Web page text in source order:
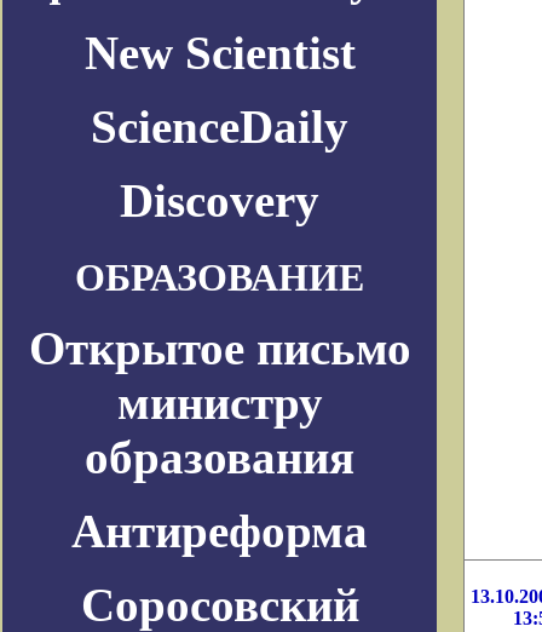
New Scientist
ScienceDaily
Discovery
ОБРАЗОВАНИЕ
Открытое письмо
министру
образования
Антиреформа
Соросовский